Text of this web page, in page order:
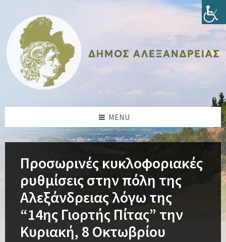
content
sidebar
sidebar
footer
MENU
Προσωρινές κυκλοφοριακές
ρυθμίσεις στην πόλη της
Αλεξάνδρειας λόγω της
“14ης Γιορτής Πίτας” την
Κυριακή, 8 Οκτωβρίου